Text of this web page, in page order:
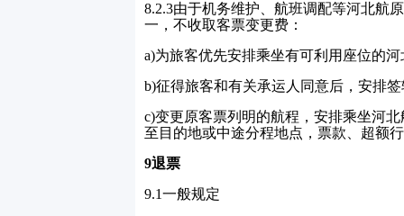
8.2.3由于机务维护、航班调配等河北航
一，不收取客票变更费：
a)为旅客优先安排乘坐有可利用座位的
b)征得旅客和有关承运人同意后，安排
c)变更原客票列明的航程，安排乘坐河北
至目的地或中途分程地点，票款、超额
9退票
9.1一般规定